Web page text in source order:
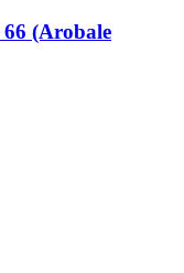
(Arobale